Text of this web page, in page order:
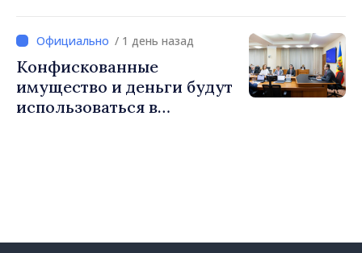
Великобритании и
Северной Ирландии Ферн
Хорин
/ 1 день назад
Конфискованные
имущество и деньги будут
использоваться в